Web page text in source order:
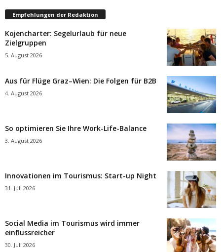
Empfehlungen der Redaktion
Kojencharter: Segelurlaub für neue
Zielgruppen
5. August 2026
Aus für Flüge Graz–Wien: Die Folgen für B2B
4. August 2026
So optimieren Sie Ihre Work-Life-Balance
3. August 2026
Innovationen im Tourismus: Start-up Night
31. Juli 2026
Social Media im Tourismus wird immer
einflussreicher
30. Juli 2026